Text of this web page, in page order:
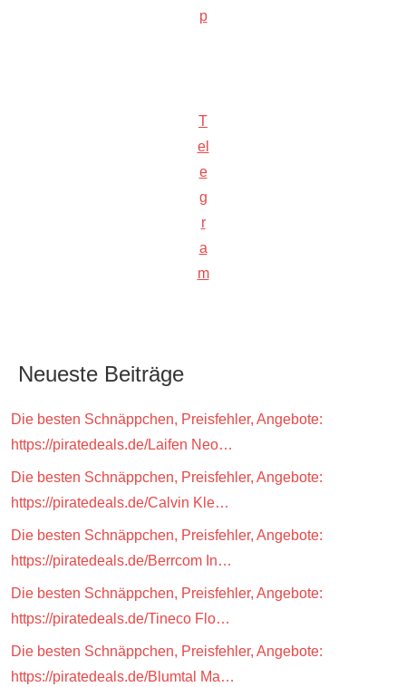
p
T
el
e
g
r
a
m
Neueste Beiträge
Die besten Schnäppchen, Preisfehler, Angebote:
https://piratedeals.de/Laifen Neo…
Die besten Schnäppchen, Preisfehler, Angebote:
https://piratedeals.de/Calvin Kle…
Die besten Schnäppchen, Preisfehler, Angebote:
https://piratedeals.de/Berrcom In…
Die besten Schnäppchen, Preisfehler, Angebote:
https://piratedeals.de/Tineco Flo…
Die besten Schnäppchen, Preisfehler, Angebote:
https://piratedeals.de/Blumtal Ma…